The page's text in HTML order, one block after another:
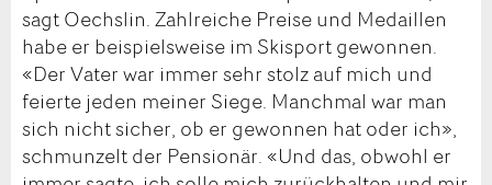
sagt Oechslin. Zahlreiche Preise und Medaillen
habe er beispielsweise im Skisport gewonnen.
«Der Vater war immer sehr stolz auf mich und
feierte jeden meiner Siege. Manchmal war man
sich nicht sicher, ob er gewonnen hat oder ich»,
schmunzelt der Pensionär. «Und das, obwohl er